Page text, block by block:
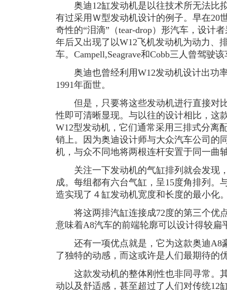
奥迪12缸发动机是以往技术所无法比
有过采用Ｗ型发动机设计的例子。早在20
奇性的“泪滴”（tear-drop）形汽车，设计
年后又出现了以W12飞机发动机为动力、
车。Campell,Seagrave和Cobb三人曾驾驶
奥迪也曾经利用W12发动机设计出功率
1991年面世。
但是，只要将这些发动机进行直接对
性即可清晰显现。与以往的设计相比，这
W12型发动机，它们通常采用三排式分离
销上。因为奥迪设计师与大众汽车公司的
机，与众不同地将两根连杆安置于同一曲
关注一下发动机的气缸排列就会发现
成。每组都有六台气缸，呈15度角排列。
造实现了４缸发动机宽度和长度的最小化
将这两排汽缸连接成72度的第三个优
意味着A8汽车的前端轮廓可以设计得较扁
还有一项优点就是，它为这款奥迪A8
了独特的动感，而这或许是人们最期待的
这款发动机的整体刚性也非同寻常。
动以及舒适感，甚至超过了人们对传统12